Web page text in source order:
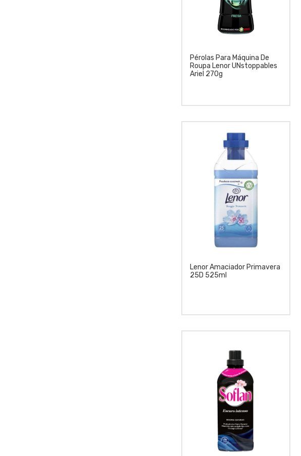
Pérolas Para Máquina De
Roupa Lenor UNstoppables
Ariel 270g
Lenor Amaciador Primavera
25D 525ml